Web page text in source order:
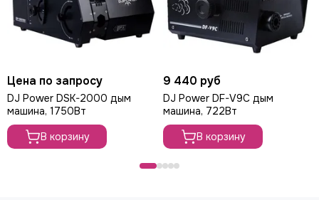
Цена по запросу
DJ Power DSK-2000 дым
машина, 1750Вт
В корзину
9 440 руб
DJ Power DF-V9C дым
машина, 722Вт
В корзину